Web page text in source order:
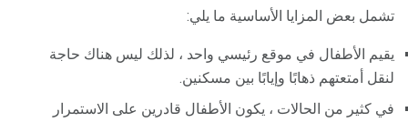
تشمل بعض المزايا الأساسية ما يلي:
يقيم الأطفال في موقع رئيسي واحد ، لذلك ليس هناك حاجة
لنقل أمتعتهم ذهابًا وإيابًا بين مسكنين.
في كثير من الحالات ، يكون الأطفال قادرين على الاستمرار